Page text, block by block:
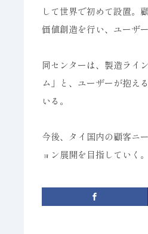
して世界で初めて設置。
価値創造を行い、ユーザ
同センターは、製造ライ
ム」と、ユーザーが抱え
いる。
今後、タイ国内の顧客ニ
ョン展開を目指していく。